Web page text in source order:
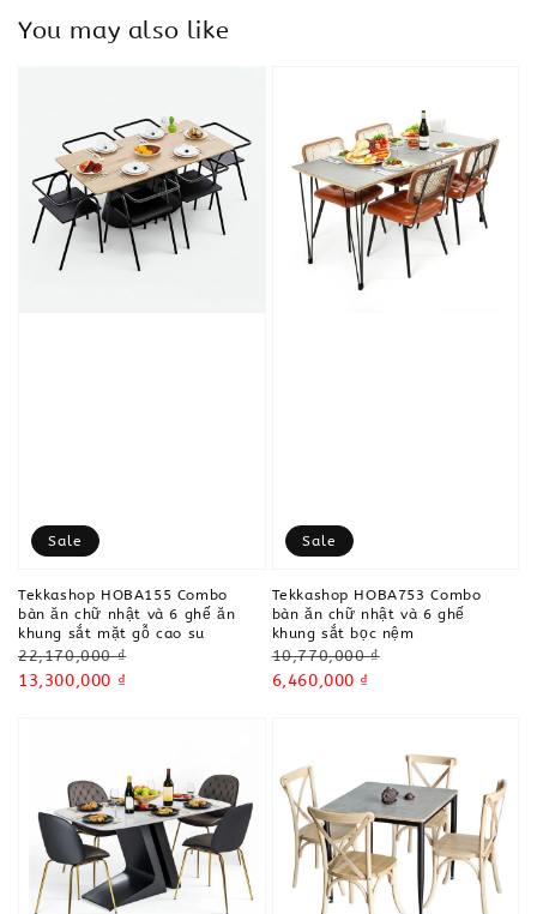
You may also like
Sale
Tekkashop HOBA155 Combo
bàn ăn chữ nhật và 6 ghế ăn
khung sắt mặt gỗ cao su
Regular
price
22,170,000 ₫
Sale
13,300,000 ₫
Sale
Tekkashop HOBA753 Combo
bàn ăn chữ nhật và 6 ghế
khung sắt bọc nệm
Regular
price
10,770,000 ₫
Sale
6,460,000 ₫